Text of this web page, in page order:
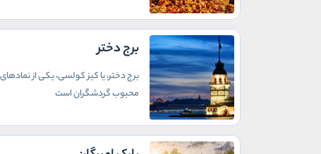
برج دختر
برج دختر، یا کیز کولسی، یکی از
محبوب گردشگران است